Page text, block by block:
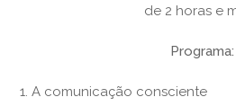
de 2 horas e
Programa:
A comunicação consciente